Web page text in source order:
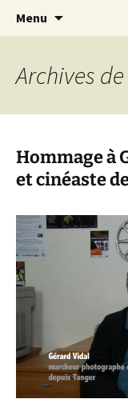
Canal
Menu
Archives
Hommage à
et cinéaste